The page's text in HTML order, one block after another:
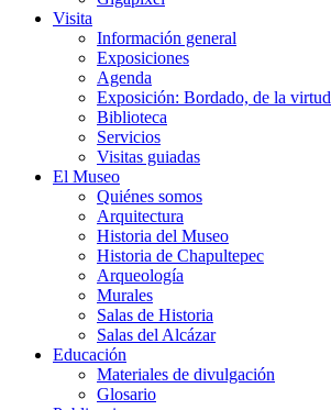
Visita
Información general
Exposiciones
Agenda
Exposición: Bordado, de la virtud
Biblioteca
Servicios
Visitas guiadas
El Museo
Quiénes somos
Arquitectura
Historia del Museo
Historia de Chapultepec
Arqueología
Murales
Salas de Historia
Salas del Alcázar
Educación
Materiales de divulgación
Glosario